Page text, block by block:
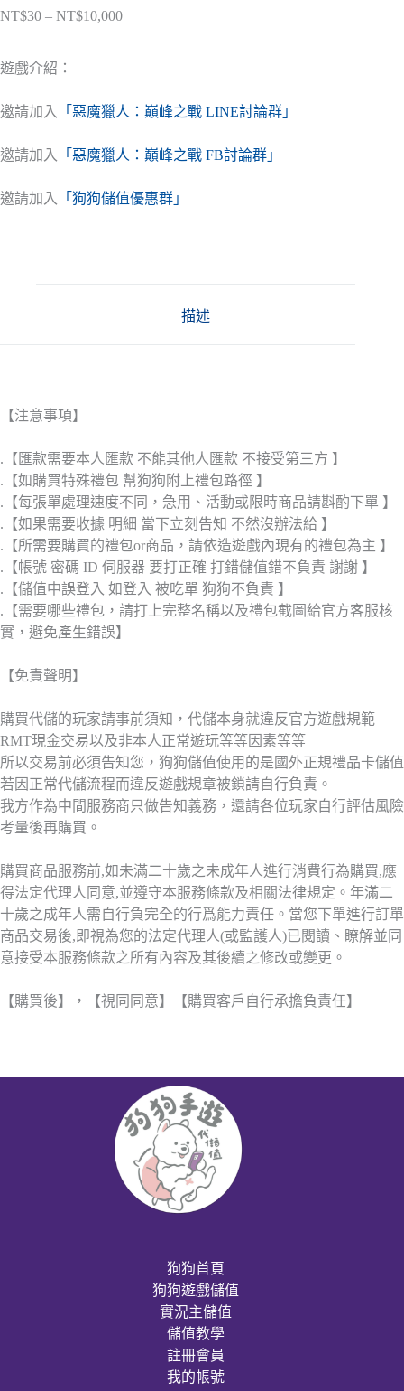
NT$30 – NT$10,000價
NT$30
到
遊戲介紹：
邀請加入 「惡魔獵人：巔峰之戰 LINE討論群」
邀請加入 「惡魔獵人：巔峰之戰 FB討論群」
邀請加入 「狗狗儲值優惠群」
描述
【注意事項】
.【匯款需要本人匯款 不能其他人匯款 不接受第三方 】
.【如購買特殊禮包 幫狗狗附上禮包路徑 】
.【每張單處理速度不同，急用、活動或限時商品請斟酌下單 】
.【如果需要收據 明細 當下立刻告知 不然沒辦法給 】
.【所需要購買的禮包or商品，請依造遊戲內現有的禮包為主 】
.【帳號 密碼 ID 伺服器 要打正確 打錯儲值錯不負責 謝謝 】
.【儲值中誤登入 如登入 被吃單 狗狗不負責 】
.【需要哪些禮包，請打上完整名稱以及禮包截圖給官方客服核
實，避免產生錯誤】
【免責聲明】
購買代儲的玩家請事前須知，代儲本身就違反官方遊戲規範
RMT現金交易以及非本人正常遊玩等等因素等等
所以交易前必須告知您，狗狗儲值使用的是國外正規禮品卡儲值
若因正常代儲流程而違反遊戲規章被鎖請自行負責。
我方作為中間服務商只做告知義務，還請各位玩家自行評估風險
考量後再購買。
購買商品服務前,如未滿二十歲之未成年人進行消費行為購買,應
得法定代理人同意,並遵守本服務條款及相關法律規定。年滿二
十歲之成年人需自行負完全的行爲能力責任。當您下單進行訂單
商品交易後,即視為您的法定代理人(或監護人)已閱讀、瞭解並同
意接受本服務條款之所有內容及其後續之修改或變更。
【購買後】，【視同同意】【購買客戶自行承擔負責任】
狗狗首頁
狗狗遊戲儲值
實況主儲值
儲值教學
註冊會員
我的帳號